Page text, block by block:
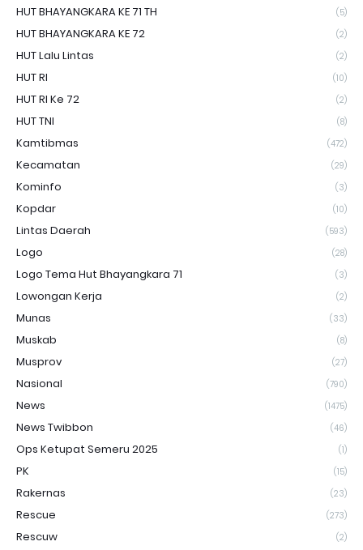
HUT BHAYANGKARA KE 71 TH (5)
HUT BHAYANGKARA KE 72 (2)
HUT Lalu Lintas (2)
HUT RI (10)
HUT RI Ke 72 (2)
HUT TNI (8)
Kamtibmas (472)
Kecamatan (29)
Kominfo (3)
Kopdar (10)
Lintas Daerah (593)
Logo (28)
Logo Tema Hut Bhayangkara 71 (3)
Lowongan Kerja (2)
Munas (33)
Muskab (8)
Musprov (27)
Nasional (790)
News (1475)
News Twibbon (46)
Ops Ketupat Semeru 2025 (1)
PK (15)
Rakernas (23)
Rescue (273)
Rescuw (2)